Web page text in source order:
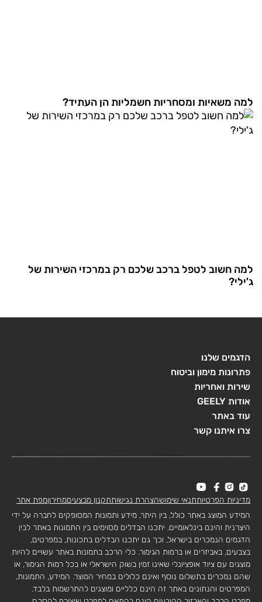
למה משאיות ומסחריות חשמליות הן העתיד?
למה חשוב לטפל ברכב שלכם רק במרכזי השירות של
ג'ילי?
הדגמים שלנו
פתרונות מימון וביטוח
שירות ואחריות
אודות GEELY
עוד באתר
צרו איתנו קשר
מדיניות הפרטיותתנאי שימושהצהרת נגישותתקנון מבצעיםמחירוןמפת אתר
המידע המוצג באתר כולל, בין היתר, מידע ותמונות המסופקים לחברה על ידי
היצרנית והינם בינלאומיים. יתכנו הבדלים מסוימים בין התמונות באתר לבין
הדגמים הנמכרים בישראל, וכך גם יתכנו הבדלים בתכונות, במפרטים,
בצבעים, באביזרים או ברמות הגימור. כלי הרכב בתמונות באתר עשויים להיות
מוצגים עם ציוד אופציונלי שאינו זמין בשוק הישראלי או בכל רמות הגימור, או
שהם נמכרים בתשלום נוסף ואינם כלולים במחיר המוצר. המידע, התמונות,
המפרטים והנתונים באתר זה הינם כלליים ומוצגים להתרשמות בלבד.